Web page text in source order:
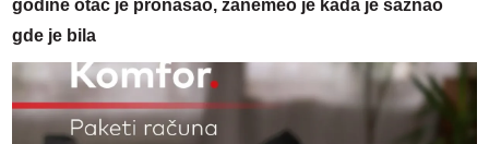
godine otac je pronašao, zanemeo je kada je saznao
gde je bila